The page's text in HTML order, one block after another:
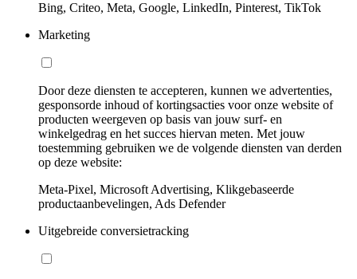
Bing, Criteo, Meta, Google, LinkedIn, Pinterest, TikTok
Marketing
Door deze diensten te accepteren, kunnen we advertenties,
gesponsorde inhoud of kortingsacties voor onze website of
producten weergeven op basis van jouw surf- en
winkelgedrag en het succes hiervan meten. Met jouw
toestemming gebruiken we de volgende diensten van derden
op deze website:
Meta-Pixel, Microsoft Advertising, Klikgebaseerde
productaanbevelingen, Ads Defender
Uitgebreide conversietracking